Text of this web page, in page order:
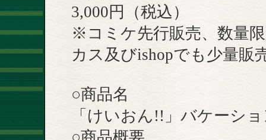
3,000円（税込）
※コミケ先行販売、数量
カス及びishopでも少量販
○商品名
「けいおん!!」バケーシ